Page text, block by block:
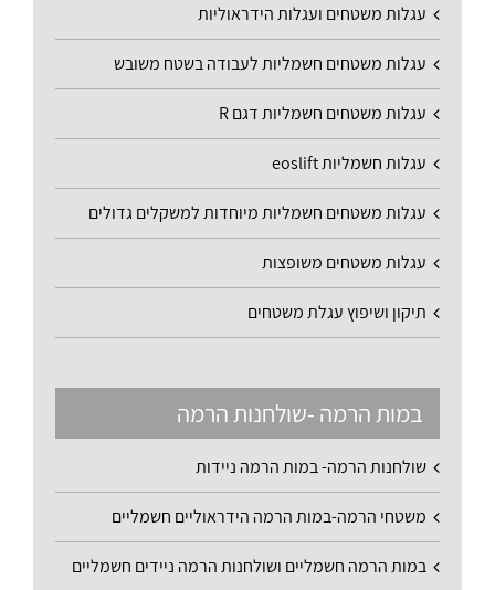
עגלות משטחים ועגלות הידראוליות
עגלות משטחים חשמליות לעבודה בשטח משובש
עגלות משטחים חשמליות דגם R
עגלות חשמליות eoslift
עגלות משטחים חשמליות מיוחדות למשקלים גדולים
עגלות משטחים משופצות
תיקון ושיפוץ עגלת משטחים
במות הרמה -שולחנות הרמה
שולחנות הרמה- במות הרמה ניידות
משטחי הרמה-במות הרמה הידראוליים חשמליים
במות הרמה חשמליים ושולחנות הרמה ניידים חשמליים